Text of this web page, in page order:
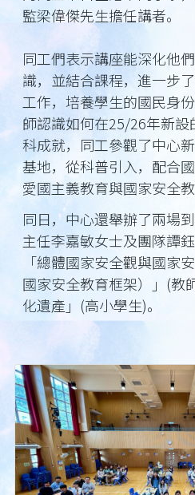
監梁偉傑先生擔任講者。
同工們表示講座能深化他
識，並結合課程，進一步
工作，培養學生的國民身
師認識如何在25/26年新
科成就，同工參觀了中心
基地，從科普引入，配合
愛國主義教育與國家安全
同日，中心還舉辦了兩場
主任李嘉敏女士及團隊譚
「總體國家安全觀與國家
國家安全教育框架）」(教
化遺產」(高小學生)。